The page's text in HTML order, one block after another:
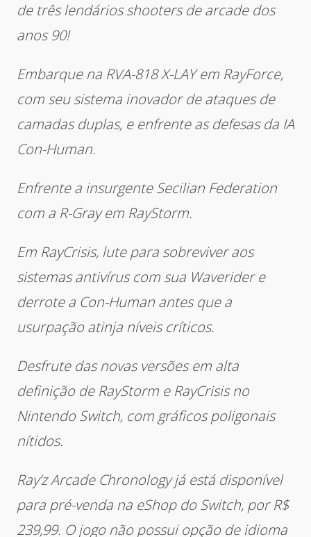
de três lendários shooters de arcade dos
anos 90!
Embarque na RVA-818 X-LAY em RayForce,
com seu sistema inovador de ataques de
camadas duplas, e enfrente as defesas da IA
Con-Human.
Enfrente a insurgente Secilian Federation
com a R-Gray em RayStorm.
Em RayCrisis, lute para sobreviver aos
sistemas antivírus com sua Waverider e
derrote a Con-Human antes que a
usurpação atinja níveis críticos.
Desfrute das novas versões em alta
definição de RayStorm e RayCrisis no
Nintendo Switch, com gráficos poligonais
nítidos.
Ray’z Arcade Chronology já está disponível
para pré-venda na eShop do Switch, por R$
239,99. O jogo não possui opção de idioma